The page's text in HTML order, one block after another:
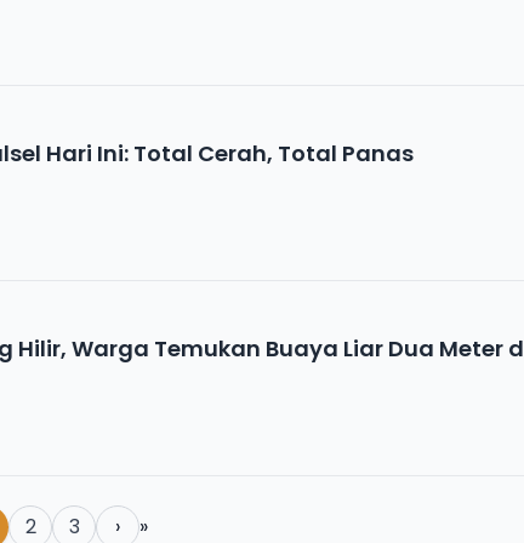
Hari Ini: Total Cerah, Total Panas
Hilir, Warga Temukan Buaya Liar Dua Meter
2 3 › »